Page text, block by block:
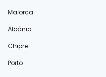
Maiorca
Albânia
Chipre
Porto